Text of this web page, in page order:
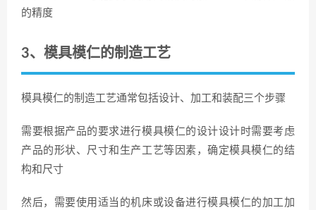
的精度
3、模具模仁的制造工艺
模具模仁的制造工艺通常包括设计、加工和装配三个步骤
需要根据产品的要求进行模具模仁的设计设计时需要考虑
产品的形状、尺寸和生产工艺等因素，确定模具模仁的结
构和尺寸
然后，需要使用适当的机床或设备进行模具模仁的加工加